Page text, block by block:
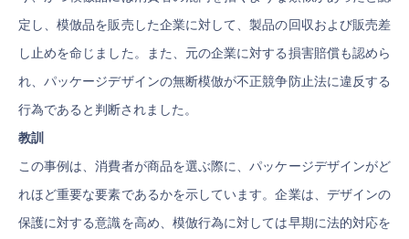
定し、模倣品を販売した企業に対して、製品の回収および販売差
し止めを命じました。また、元の企業に対する損害賠償も認めら
れ、パッケージデザインの無断模倣が不正競争防止法に違反する
行為であると判断されました。
教訓
この事例は、消費者が商品を選ぶ際に、パッケージデザインがど
れほど重要な要素であるかを示しています。企業は、デザインの
保護に対する意識を高め、模倣行為に対しては早期に法的対応を